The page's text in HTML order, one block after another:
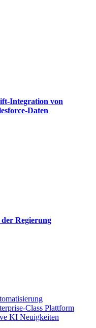
Integration von
Daten
Regierung
Class Plattform
KI Neuigkeiten